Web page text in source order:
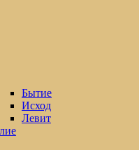
Бытие
Исход
Левит